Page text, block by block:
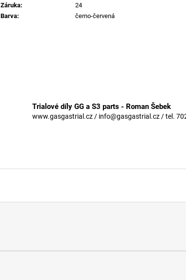
Záruka:
24
Barva: černo-červená
Trialové díly GG a S3 parts - Roman Šebek
www.gasgastrial.cz / info@gasgastrial.cz / tel.